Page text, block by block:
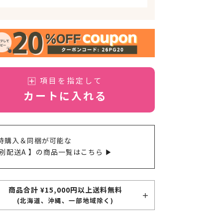
項目を指定して
カートに入れる
購入＆同梱が可能な
配送A 】の商品一覧はこちら ▶
商品合計 ¥15,000円以上送料無料
(北海道、沖縄、一部地域除く)